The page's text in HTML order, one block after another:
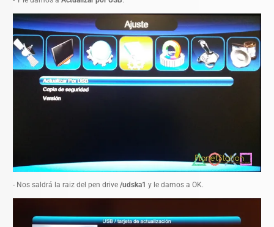
- Nos saldrá la raiz del pen drive/udska1 y le damos a OK.